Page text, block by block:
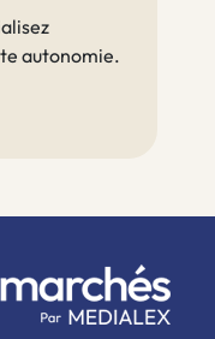
autonomie.